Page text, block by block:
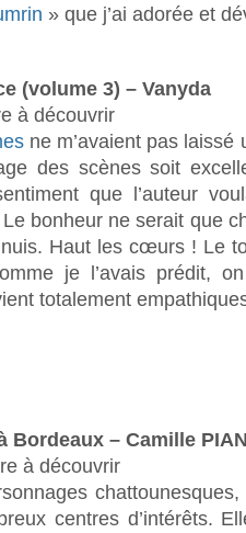
» que j’ai adorée et
(volume 3) – Vanyda
à découvrir
ne m’avaient pas laissé
des scènes soit
que l’auteur
bonheur ne serait que
Haut les cœurs ! Le
je l’avais prédit,
totalement
Bordeaux – Camille
à découvrir
centres d’intérêts.